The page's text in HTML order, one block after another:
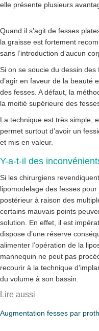
elle présente plusieurs
Quand il s’agit de fesses
la graisse est fortement
sans l’introduction d’aucun
Si on se soucie du dessin
d’agir en faveur de la beauté
des fesses. A défaut, la
la moitié supérieure des
La technique est très simple,
permet surtout d’avoir un
et mis en valeur.
Y-a-t-il des
Si les chirurgiens
lipomodelage des fesses
postérieur à raison des
certains mauvais points
solution. En effet, il est
dispose d’une réserve
alimenter l’opération de la
mannequin ne peut pas
recourir à la technique
du volume à son bassin.
Lire aussi
Augmentation fesses par